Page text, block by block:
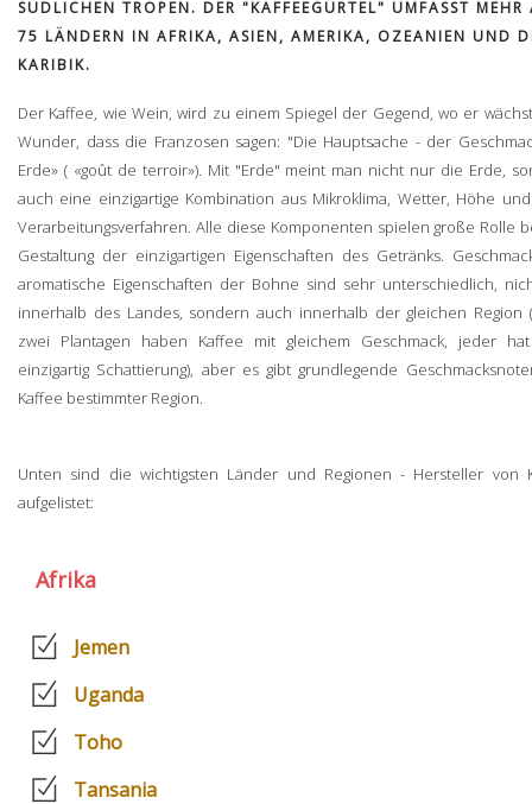
SÜDLICHEN TROPEN. DER "KAFFEEGÜRTEL" UMFASST MEHR
75 LÄNDERN IN AFRIKA, ASIEN, AMERIKA, OZEANIEN UND
KARIBIK.
Der Kaffee, wie Wein, wird zu einem Spiegel der Gegend, wo er
Wunder, dass die Franzosen sagen: "Die Hauptsache - der
Erde» ( «goût de terroir»). Mit "Erde" meint man nicht nur die Erde,
auch eine einzigartige Kombination aus Mikroklima, Wetter, Höhe
Verarbeitungsverfahren. Alle diese Komponenten spielen große Rolle
Gestaltung der einzigartigen Eigenschaften des Getränks.
aromatische Eigenschaften der Bohne sind sehr unterschiedlich,
innerhalb des Landes, sondern auch innerhalb der gleichen Region
zwei Plantagen haben Kaffee mit gleichem Geschmack, jeder
einzigartig Schattierung), aber es gibt grundlegende
Kaffee bestimmter Region.
Unten sind die wichtigsten Länder und Regionen - Hersteller von
aufgelistet:
Afrika
Jemen
Uganda
Toho
Tansania